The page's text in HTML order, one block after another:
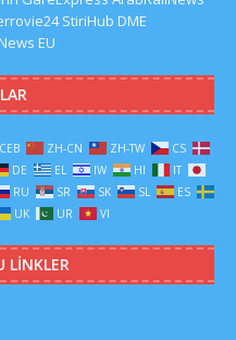
StiriHub DME
EU
CEB ZH-CN ZH-TW
CS
DE EL IW HI
IT
RU SR SK SL
ES
UK UR VI
LINKLER